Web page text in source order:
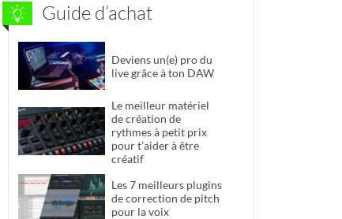
Guide d’achat
Deviens un(e) pro du
live grâce à ton DAW
Le meilleur matériel
de création de
rythmes à petit prix
pour t’aider à être
créatif
Les 7 meilleurs plugins
de correction de pitch
pour la voix